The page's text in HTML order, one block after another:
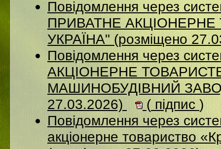
Повідомлення через
ПРИВАТНЕ
УКРАЇНА" (розміщено
Повідомлення через
АКЦІОНЕРНЕ
МАШИНОБУДІВНИЙ
27.03.2026)
( підпис )
Повідомлення через
акціонерне товариство